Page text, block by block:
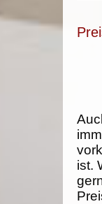
ist.